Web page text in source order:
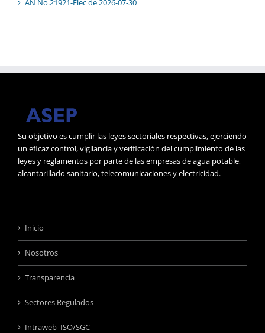
Su objetivo es cumplir las leyes sectoriales respectivas, ejerciendo
un eficaz control, vigilancia y verificación del cumplimiento de las
leyes y reglamentos por parte de las empresas de agua potable,
alcantarillado sanitario, telecomunicaciones y electricidad.
Inicio
Nosotros
Transparencia
Sectores Regulados
Intraweb ISO/SGC